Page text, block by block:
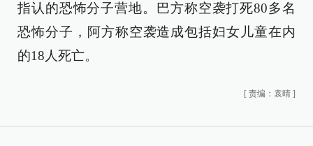
指认的恐怖分子营地。巴方称空袭打死80多名
恐怖分子，阿方称空袭造成包括妇女儿童在内
的18人死亡。
[ 责编：袁晴 ]